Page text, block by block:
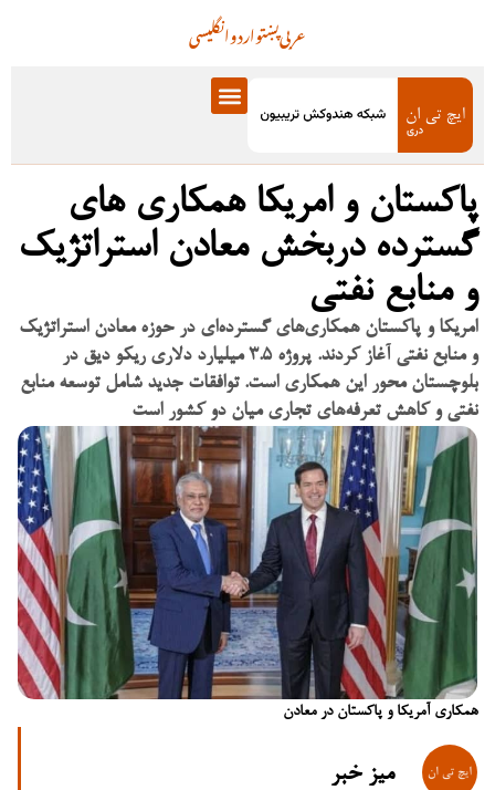
انگلیسیاردوپښتوعربی
پاکستان و امریکا همکاری های
گسترده دربخش معادن استراتژیک
و منابع نفتی
امریکا و پاکستان همکاری‌های گسترده‌ای در حوزه معادن استراتژیک
و منابع نفتی آغاز کردند. پروژه ۳.۵ میلیارد دلاری ریکو دیق در
بلوچستان محور این همکاری است. توافقات جدید شامل توسعه منابع
نفتی و کاهش تعرفه‌های تجاری میان دو کشور است
همکاری آمریکا و پاکستان در معادن
میز خبر